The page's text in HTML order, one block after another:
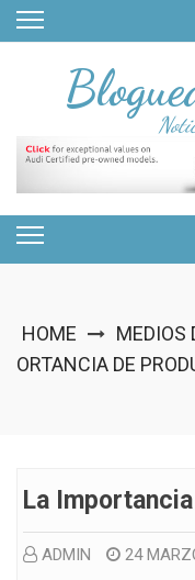
Skip
HOME MEDIOS
ORTANCIA DE
La
ADMIN 24